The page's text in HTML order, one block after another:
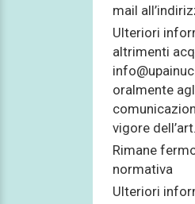
mail
Ulteriori
altrimenti
oralmente
vigore
Rimane
normativa
Ulteriori